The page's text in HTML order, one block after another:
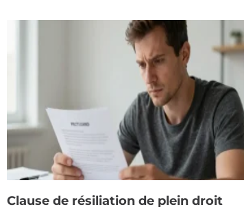
Clause de résiliation de plein droit